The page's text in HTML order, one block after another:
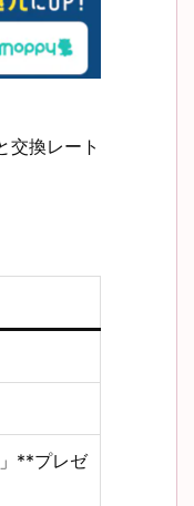
交換レート
**プレゼ